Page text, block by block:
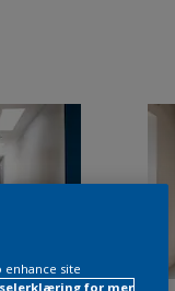
enhance site
for mer